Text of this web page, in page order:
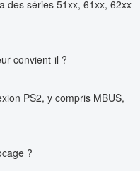
des séries 51xx, 61xx, 62xx
convient-il ?
PS2, y compris MBUS,
?